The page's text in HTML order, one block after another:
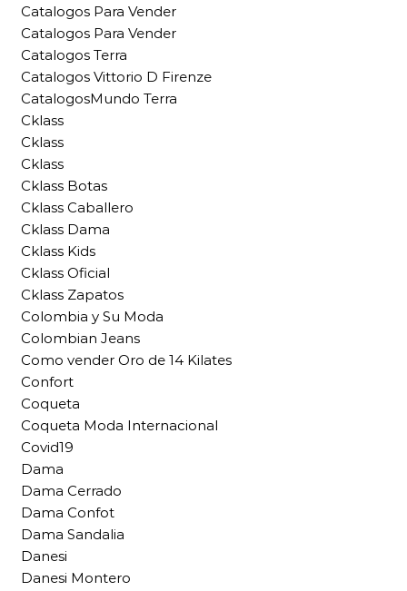
Catalogos Para Vender
Catalogos Para Vender
Catalogos Terra
Catalogos Vittorio D Firenze
CatalogosMundo Terra
Cklass
Cklass
Cklass
Cklass Botas
Cklass Caballero
Cklass Dama
Cklass Kids
Cklass Oficial
Cklass Zapatos
Colombia y Su Moda
Colombian Jeans
Como vender Oro de 14 Kilates
Confort
Coqueta
Coqueta Moda Internacional
Covid19
Dama
Dama Cerrado
Dama Confot
Dama Sandalia
Danesi
Danesi Montero